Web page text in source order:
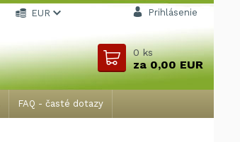
FAQ - časté dotazy
EUR Prihlásenie
0ks
za0,00 EUR